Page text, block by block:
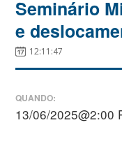
Seminário
e
12:11:47
QUANDO:
13/06/2025@2:00